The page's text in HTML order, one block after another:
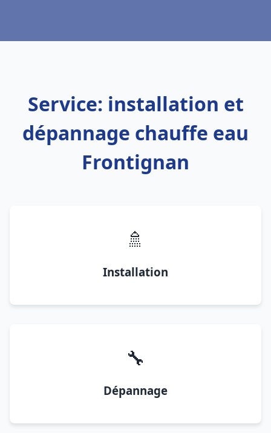
Service: installation et
dépannage chauffe eau
Frontignan
🚿
Installation
🔧
Dépannage